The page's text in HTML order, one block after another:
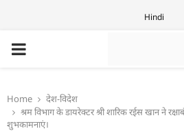
Hindi
PRIMARY
Home
देश-विदेश
श्रम विभाग के डायरेक्टर श्री शारिक रईस खान ने
शुभकामनाएं।